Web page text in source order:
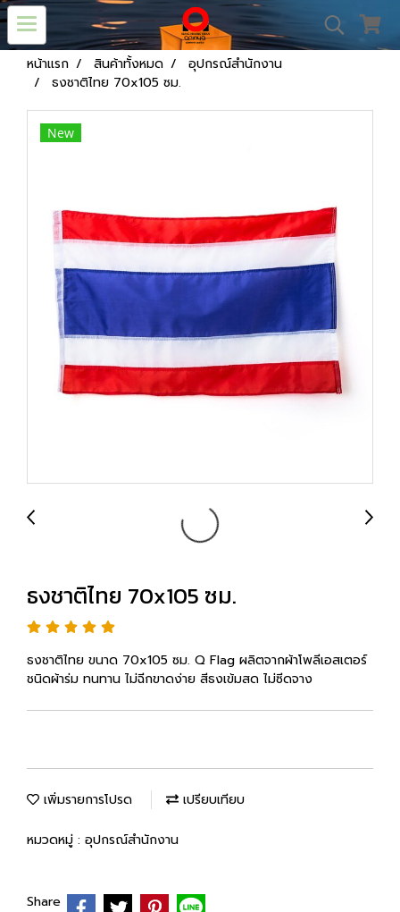
หน้าแรก สินค้าทั้งหมด
อุปกรณ์สำนักงาน
ธงชาติไทย 70x105 ซม.
New
ธงชาติไทย 70x105 ซม.
ธงชาติไทย ขนาด 70x105 ซม. Q Flag ผลิตจากผ้าโพลีเอสเตอร์
ชนิดผ้าร่ม ทนทาน ไม่ฉีกขาดง่าย สีธงเข้มสด ไม่ซีดจาง
เพิ่มรายการโปรด เปรียบเทียบ
หมวดหมู่ : อุปกรณ์สำนักงาน
Share